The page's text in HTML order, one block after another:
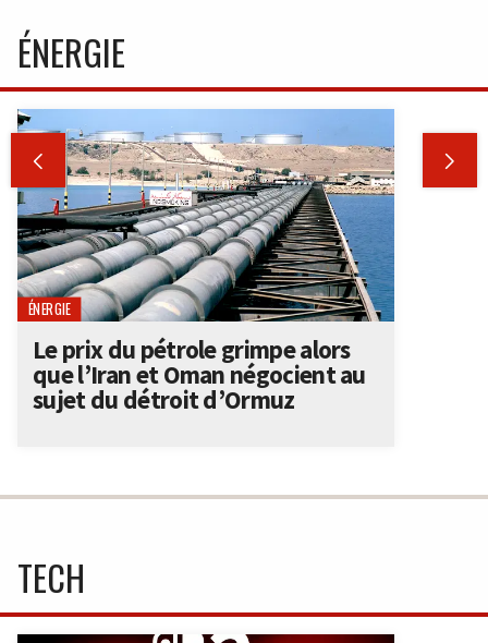
ÉNERGIE
 
ÉNERGIE
Le prix du pétrole grimpe alors
que l’Iran et Oman négocient au
sujet du détroit d’Ormuz
TECH